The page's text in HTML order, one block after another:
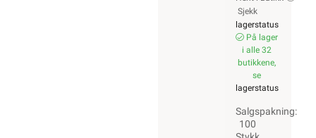
Sjekk
lagerstatus
På lager
i alle 32
butikkene,
se
lagerstatus
Salgspakning:
100